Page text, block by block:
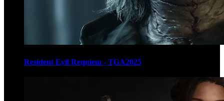
Resident Evil Requiem - TGA2025